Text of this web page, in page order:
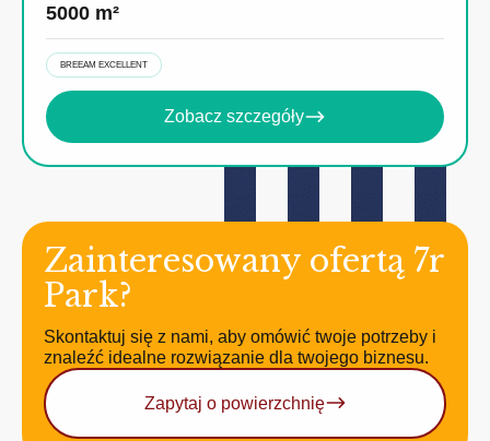
5000 m²
BREEAM EXCELLENT
Zobacz szczegóły
Zainteresowany ofertą 7r
Park?
Skontaktuj się z nami, aby omówić twoje potrzeby i
znaleźć idealne rozwiązanie dla twojego biznesu.
Zapytaj o powierzchnię